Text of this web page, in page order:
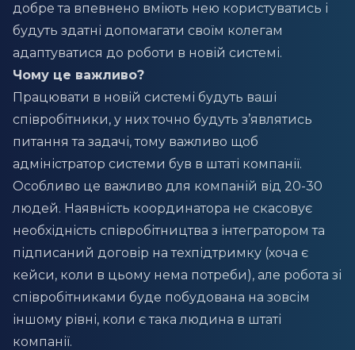
добре та впевнено вміють нею користуватись і
будуть здатні допомагати своїм колегам
адаптуватися до роботи в новій системі.
Чому це важливо?
Працювати в новій системі будуть ваші
співробітники, у них точно будуть з’являтись
питання та задачі, тому важливо щоб
адміністратор системи був в штаті компанії.
Особливо це важливо для компаній від 20-30
людей. Наявність координатора не скасовує
необхідність співробітництва з інтегратором та
підписаний договір на техпідтримку (хоча є
кейси, коли в цьому нема потреби), але робота зі
співробітниками буде побудована на зовсім
іншому рівні, коли є така людина в штаті
компанії.